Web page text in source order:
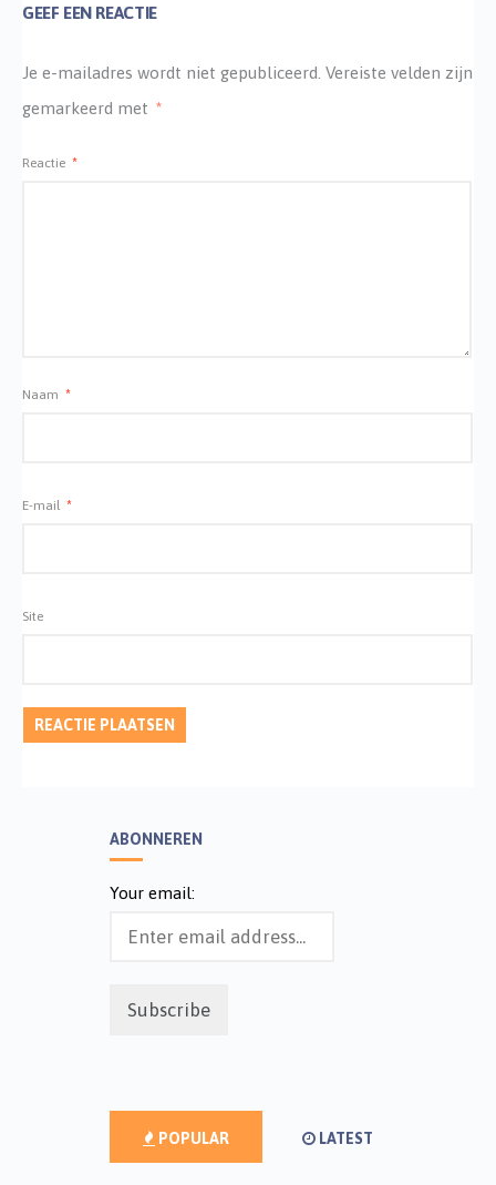
GEEF EEN REACTIE
Je e-mailadres wordt niet gepubliceerd. Vereiste velden zijn
gemarkeerd met *
Reactie *
Naam *
E-mail *
Site
ABONNEREN
Your email:
POPULAR LATEST